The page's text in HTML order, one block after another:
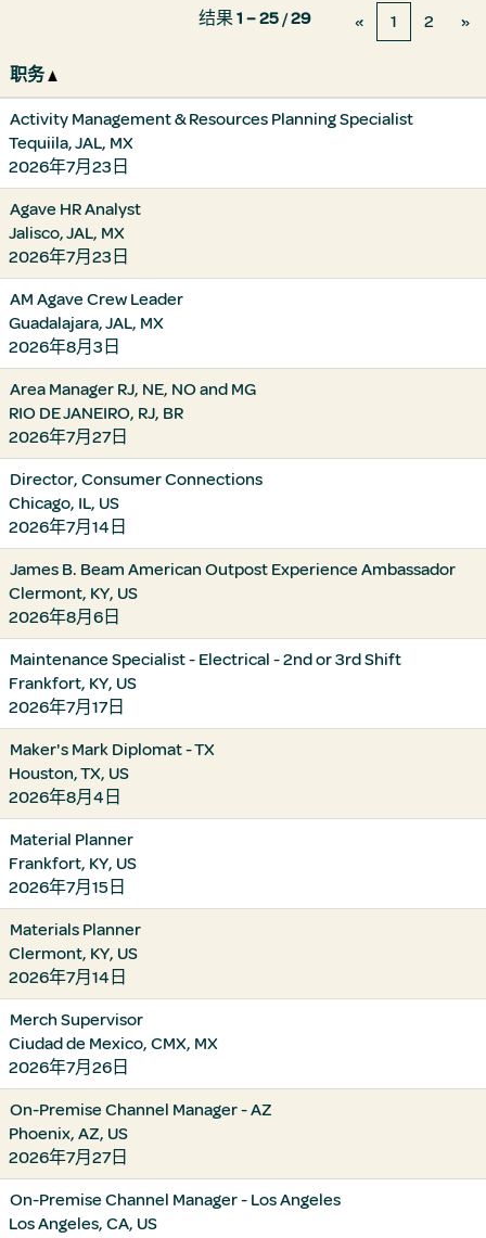
结果1 – 25/29 « 1 2 »
职务
Activity Management & Resources Planning Specialist
Tequiila, JAL, MX
2026年7月23日
Agave HR Analyst
Jalisco, JAL, MX
2026年7月23日
AM Agave Crew Leader
Guadalajara, JAL, MX
2026年8月3日
Area Manager RJ, NE, NO and MG
RIO DE JANEIRO, RJ, BR
2026年7月27日
Director, Consumer Connections
Chicago, IL, US
2026年7月14日
James B. Beam American Outpost Experience Ambassador
Clermont, KY, US
2026年8月6日
Maintenance Specialist - Electrical - 2nd or 3rd Shift
Frankfort, KY, US
2026年7月17日
Maker's Mark Diplomat - TX
Houston, TX, US
2026年8月4日
Material Planner
Frankfort, KY, US
2026年7月15日
Materials Planner
Clermont, KY, US
2026年7月14日
Merch Supervisor
Ciudad de Mexico, CMX, MX
2026年7月26日
On-Premise Channel Manager - AZ
Phoenix, AZ, US
2026年7月27日
On-Premise Channel Manager - Los Angeles
Los Angeles, CA, US